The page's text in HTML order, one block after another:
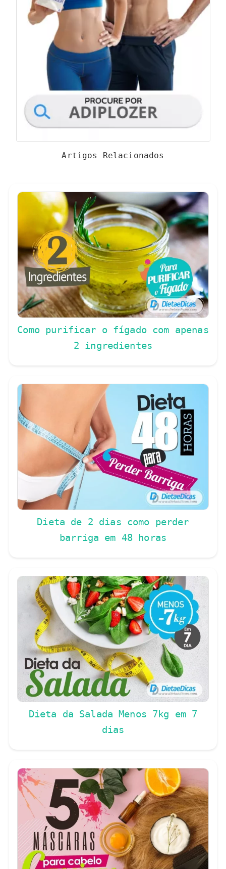
Artigos Relacionados
Como purificar o fígado com apenas
2 ingredientes
Dieta de 2 dias como perder
barriga em 48 horas
Dieta da Salada Menos 7kg em 7
dias